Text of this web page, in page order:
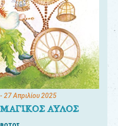
- 27 Απριλίου 2025
ΑΥΛΟΣ